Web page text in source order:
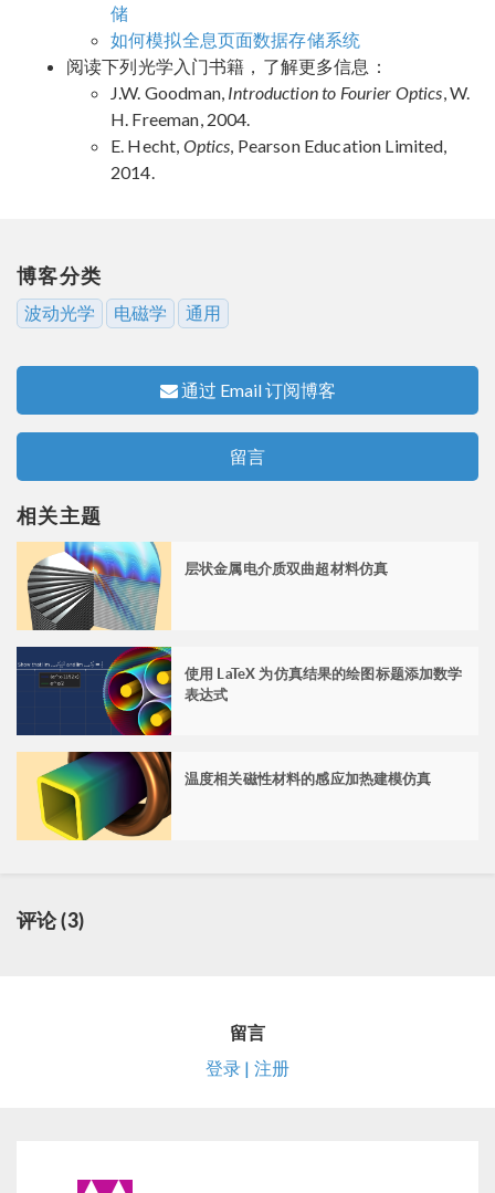
储
如何模拟全息页面数据存储系统
阅读下列光学入门书籍，了解更多信息：
J.W. Goodman, Introduction to Fourier Optics , W.
H. Freeman, 2004.
E. Hecht, Optics , Pearson Education Limited,
2014.
博客分类
波动光学 电磁学 通用
通过 Email 订阅博客
留言
相关主题
层状金属电介质双曲超材料仿真
使用 LaTeX 为仿真结果的绘图标题添加数学
表达式
温度相关磁性材料的感应加热建模仿真
评论 (3)
留言
登录 | 注册